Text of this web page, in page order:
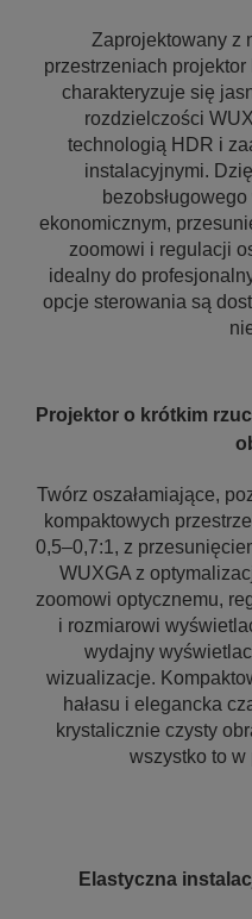
Zaprojektowany z
przestrzeniach
charakteryzuje się
rozdzielczości
technologią HDR i
instalacyjnymi.
ekonomicznym,
zoomowi i regulacji
idealny do
opcje sterowania są
Projektor o krótkim
Twórz oszałamiające,
kompaktowych
0,5–0,7:1, z
WUXGA z
zoomowi optycznemu,
i rozmiarowi
wydajny
wizualizacje.
hałasu i elegancka
krystalicznie czysty
wszystko to w
Elastyczna